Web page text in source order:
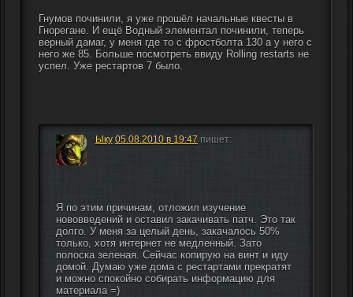
Гнумов починили, я уже прошёл начальные квесты в
Гнорегане. И ещё Водный элементал починили, теперь
верный дамаг, у меня где то с фростболта 130 а у него с
него же 85. Больше посмотреть ввиду Rolling restarts не
успел. Уже рестартов 7 было.
Ыку 05.08.2010 в 19:47 пишет:
Я по этим причинам, отложил изучение
нововведений и оставил закачивать патч. Это так
долго. У меня за целый день, закачалось 50%
только, хотя интернет не медленный. Зато
полоска зеленая. Сейчас копирую на винт и иду
домой. Думаю уже дома с рестартами прекратят
и можно спокойно собирать информацию для
материала =)